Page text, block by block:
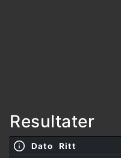
Resultater
Dato Ritt